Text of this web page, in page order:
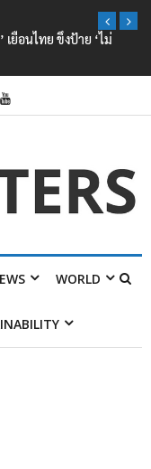
ยือนไทย ขึงป้าย ‘ไม่
WORLD